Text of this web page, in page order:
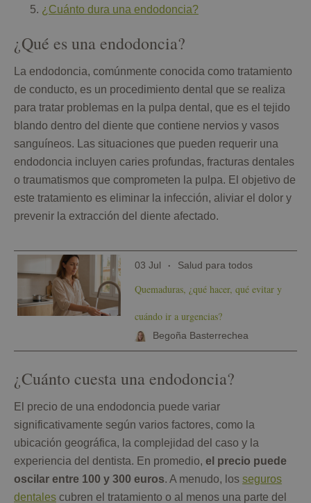
¿Cuánto dura una endodoncia?
¿Qué es una endodoncia?
La endodoncia, comúnmente conocida como tratamiento
de conducto, es un procedimiento dental que se realiza
para tratar problemas en la pulpa dental, que es el tejido
blando dentro del diente que contiene nervios y vasos
sanguíneos. Las situaciones que pueden requerir una
endodoncia incluyen caries profundas, fracturas dentales
o traumatismos que comprometen la pulpa. El objetivo de
este tratamiento es eliminar la infección, aliviar el dolor y
prevenir la extracción del diente afectado.
03 Jul Salud para todos
Quemaduras, ¿qué hacer, qué evitar y
cuándo ir a urgencias?
Begoña Basterrechea
¿Cuánto cuesta una endodoncia?
El precio de una endodoncia puede variar
significativamente según varios factores, como la
ubicación geográfica, la complejidad del caso y la
experiencia del dentista. En promedio, el precio puede
oscilar entre 100 y 300 euros. A menudo, los seguros
dentales cubren el tratamiento o al menos una parte del